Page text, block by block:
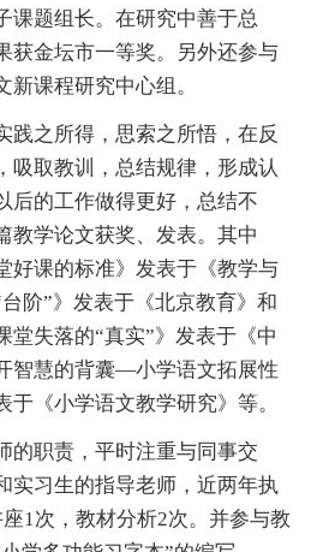
课题组长。在研究中善于总
获金坛市一等奖。另外还参与
课程研究中心组。
之所得，思索之所悟，在反
吸取教训，总结规律，形成认
后的工作做得更好，总结不
教学论文获奖、发表。其中
好课的标准》发表于《教学与
阶”》发表于《北京教育》和
堂失落的“真实”》发表于《中
智慧的背囊—小学语文拓展性
于《小学语文教学研究》等。
职责，平时注重与同事交
实习生的指导老师，近两年执
1次，教材分析2次。并参与教